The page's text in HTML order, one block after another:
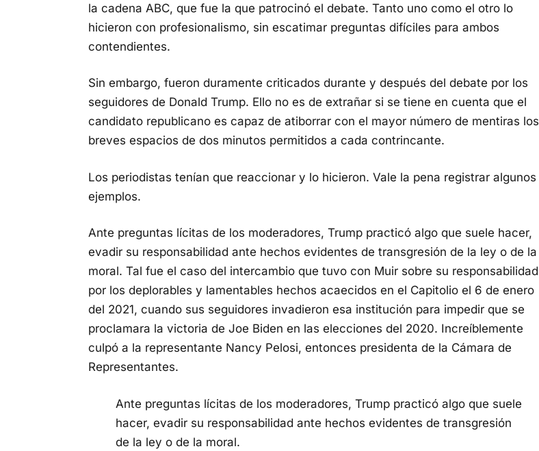
la cadena ABC, que fue la que patrocinó el debate. Tanto uno como el otro lo
hicieron con profesionalismo, sin escatimar preguntas difíciles para ambos
contendientes.
Sin embargo, fueron duramente criticados durante y después del debate por los
seguidores de Donald Trump. Ello no es de extrañar si se tiene en cuenta que el
candidato republicano es capaz de atiborrar con el mayor número de mentiras los
breves espacios de dos minutos permitidos a cada contrincante.
Los periodistas tenían que reaccionar y lo hicieron. Vale la pena registrar algunos
ejemplos.
Ante preguntas lícitas de los moderadores, Trump practicó algo que suele hacer,
evadir su responsabilidad ante hechos evidentes de transgresión de la ley o de la
moral. Tal fue el caso del intercambio que tuvo con Muir sobre su responsabilidad
por los deplorables y lamentables hechos acaecidos en el Capitolio el 6 de enero
del 2021, cuando sus seguidores invadieron esa institución para impedir que se
proclamara la victoria de Joe Biden en las elecciones del 2020. Increíblemente
culpó a la representante Nancy Pelosi, entonces presidenta de la Cámara de
Representantes.
Ante preguntas lícitas de los moderadores, Trump practicó algo que suele
hacer, evadir su responsabilidad ante hechos evidentes de transgresión
de la ley o de la moral.